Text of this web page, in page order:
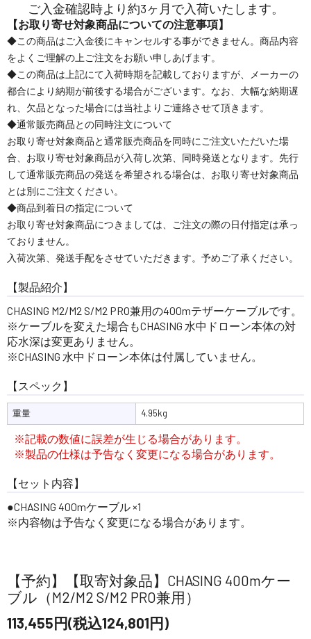
ご入金確認時より約3ヶ月で入荷いたします。
【お取り寄せ対象商品についての注意事項】
◆この商品はご入金後にキャンセルする事ができません。商品内容
をよくご理解の上ご注文をお願い申しあげます。
◆この商品は上記にて入荷時期を記載しておりますが、メーカーの
都合により納期が前後する場合がございます。なお、大幅な納期遅
れ、欠品となった場合には当社よりご連絡させて頂きます。
◆通常販売商品との同時注文について
お取り寄せ対象商品と通常販売商品を同時にご注文いただいた場
合、お取り寄せ対象商品が入荷し次第、同時発送となります。先行
して通常販売商品の発送を希望される場合は、お取り寄せ対象商品
とは別にご注文ください。
◆商品到着日の指定について
お取り寄せ対象商品につきましては、ご注文の際の日付指定は承っ
ておりません。
入荷次第、発送手配をさせていただきます。予めご了承ください。
【製品紹介】
CHASING M2/M2 S/M2 PRO兼用の400mテザーケーブルです。
※ケーブルを変えた場合もCHASING 水中ドローン本体の対
応水深は変更ありません。
※CHASING 水中ドローン本体は付属していません。
【スペック】
重量 4.95kg
※記載の数値に誤差が生じる場合があります。
※製品の仕様は予告なく変更になる場合があります。
【セット内容】
●CHASING 400mケーブル ×1
※内容物は予告なく変更になる場合があります。
【予約】【取寄対象品】CHASING 400mケー
ブル（M2/M2 S/M2 PRO兼用）
113,455円(税込124,801円)